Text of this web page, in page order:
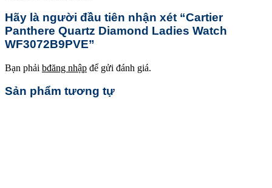
Hãy là người đầu tiên nhận xét “Cartier
Panthere Quartz Diamond Ladies Watch
WF3072B9PVE”
Bạn phải bđăng nhập để gửi đánh giá.
Sản phẩm tương tự